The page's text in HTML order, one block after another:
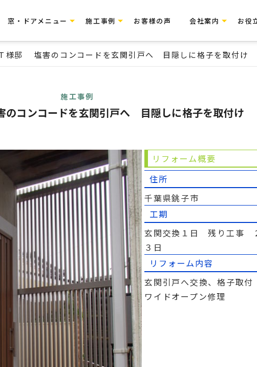
窓・ドアメニュー 施工事例 お客様の声 会社案内 お役
様邸 塩害のコンコードを玄関引戸へ 目隠しに格子を取付け
施工事例
コンコードを玄関引戸へ 目隠しに格子を取付け
リフォーム概要
住所
千葉県銚子市
工期
玄関交換１日 残り工事
３日
リフォーム内容
玄関引戸へ交換、格子取
ワイドオープン修理